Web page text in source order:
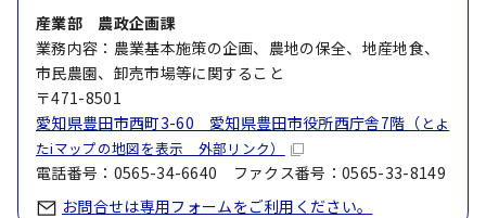
産業部 農政企画課
業務内容：農業基本施策の企画、農地の保全、地産地食、
市民農園、卸売市場等に関すること
〒471-8501
愛知県豊田市西町3-60 愛知県豊田市役所西庁舎7階（ とよ
たiマップの地図を表示 外部リンク）
電話番号：0565-34-6640 ファクス番号：0565-33-8149
お問合せは専用フォームをご利用ください。